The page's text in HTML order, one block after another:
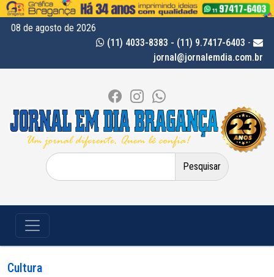
08 de agosto de 2026
(11) 4033-8383 - (11) 9.7417-6403 -
jornal@jornalemdia.com.br
Pesquisar
por:
Cultura